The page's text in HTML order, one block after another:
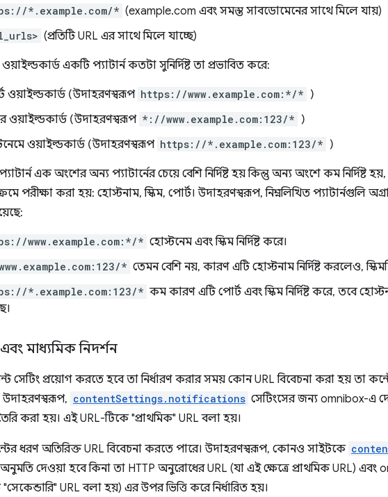
*.example.com/* (example.com এবং সমস্ত সাবডোমেনের সাথে মিলে যায়)
(প্রতিটি URL এর সাথে মিলে যাচ্ছে)
একটি প্যাটার্ন কতটা সুনির্দিষ্ট তা প্রভাবিত করে:
ওয়াইল্ডকার্ড (উদাহরণস্বরূপ https://www.example.com:*/* )
ওয়াইল্ডকার্ড (উদাহরণস্বরূপ *://www.example.com:123/* )
ওয়াইল্ডকার্ড (উদাহরণস্বরূপ https://*.example.com:123/* )
এক অংশের অন্য প্যাটার্নের চেয়ে বেশি নির্দিষ্ট হয় কিন্তু অন্য অংশে কম নির্দিষ্ট
পরীক্ষা করা হয়: হোস্টনাম, স্কিম, পোর্ট। উদাহরণস্বরূপ, নিম্নলিখিত প্যাটার্নগুলি
www.example.com:*/* হোস্টনেম এবং স্কিম নির্দিষ্ট করে।
* তেমন বেশি নয়, কারণ এটি হোস্টনাম নির্দিষ্ট করলেও, স্কিমটি
*.example.com:123/* কম কারণ এটি পোর্ট এবং স্কিম নির্দিষ্ট করে, তবে
মাধ্যমিক নিদর্শন
সেটিং প্রয়োগ করতে হবে তা নির্ধারণ করার সময় কোন URL বিবেচনা করা হয় তা
উদাহরণস্বরূপ, contentSettings.notifications সেটিংসের জন্য omnibox-এ
করা হয়। এই URL-টিকে "প্রাথমিক" URL বলা হয়।
ধরণ অতিরিক্ত URL বিবেচনা করতে পারে। উদাহরণস্বরূপ, কোনও সাইটকে
দেওয়া হবে কিনা তা HTTP অনুরোধের URL (যা এই ক্ষেত্রে প্রাথমিক URL) এবং
URL বলা হয়) এর উপর ভিত্তি করে নির্ধারিত হয়।